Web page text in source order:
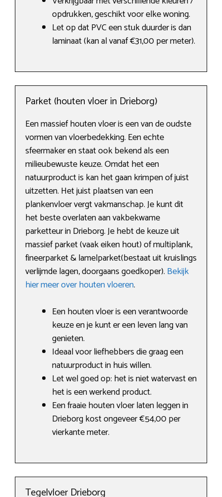
opdrukken, geschikt voor elke woning.
Let op dat PVC een stuk duurder is dan
laminaat (kan al vanaf €31,00 per meter).
Parket (houten vloer in Drieborg)
Een massief houten vloer is een van de oudste
vormen van vloerbedekking. Een echte
sfeermaker en staat ook bekend als een
milieubewuste keuze. Omdat het een
natuurproduct is kan het gaan krimpen of juist
uitzetten. Het juist plaatsen van een
plankenvloer vergt vakmanschap. Je kunt dit
het beste overlaten aan vakbekwame
parketteur in Drieborg. Je hebt de keuze uit
massief parket (vaak eiken hout) of multiplank,
fineerparket & lamelparket(bestaat uit kruislings
verlijmde lagen, doorgaans goedkoper). Bekijk
hier meer over houten vloeren.
Een houten vloer is een verantwoorde
keuze en je kunt er een leven lang van
genieten.
Ideaal voor liefhebbers die graag een
natuurproduct in huis willen.
Let wel goed op: het is niet watervast en
het is een werkend product.
Een fraaie houten vloer laten leggen in
Drieborg kost ongeveer €54,00 per
vierkante meter.
Tegelvloer Drieborg